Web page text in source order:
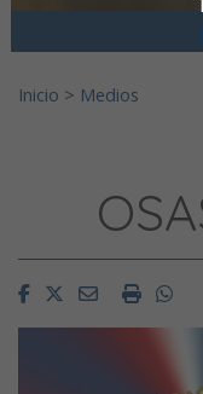
Inicio > Medios
FacebookTwitterEmail